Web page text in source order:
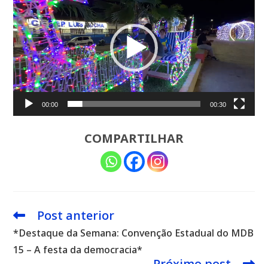
de
vídeo
00:00 00:30
COMPARTILHAR
Leia
artigos
Post anterior
*Destaque da Semana: Convenção Estadual do MDB
15 – A festa da democracia*